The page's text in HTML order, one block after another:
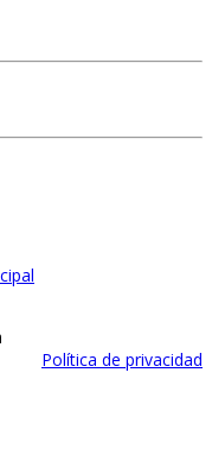
Política de privacidad